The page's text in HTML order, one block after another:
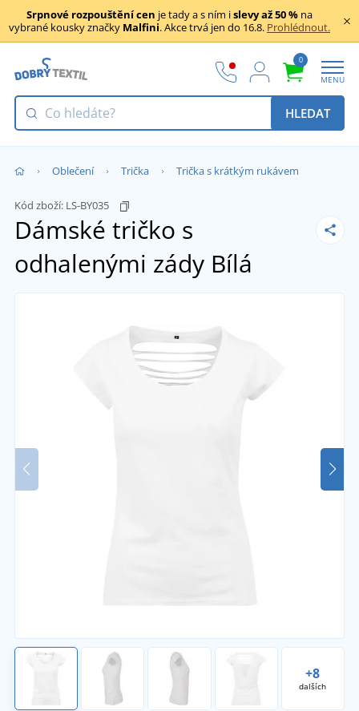
Srpnové rozpouštění cen je tady a s ním islevy až 50 % na
vybrané kousky značky Malfini. Akce trvá jen do 16.8. Prohlédnout.
0
MENU
HLEDAT
Oblečení Trička Trička s krátkým rukávem
Kód zboží: LS-BY035
Dámské tričko s
odhalenými zády Bílá
+8
dalších